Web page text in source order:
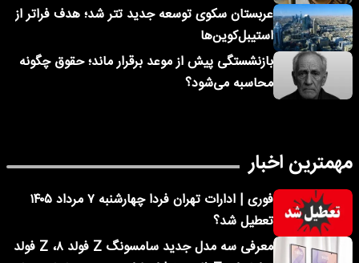
عربستان سکوی توسعه جدید تتر شد؛ هدف فراتر از
استیبل‌کوین‌ها
بازنشستگی پیش از موعد برقرار ماند؛ حقوق چگونه
محاسبه می‌شود؟
مهمترین اخبار
فوری | ادارات تهران فردا چهارشنبه ۷ مرداد ۱۴۰۵
تعطیل شد؟
معرفی سه مدل جدید سامسونگ Z فولد ۸، Z فولد